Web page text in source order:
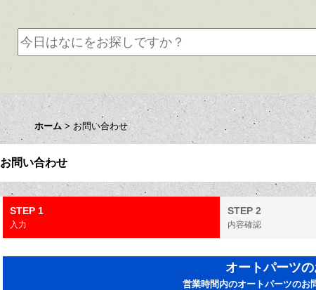
ホーム > お問い合わせ
お問い合わせ
STEP 1
入力
STEP 2
内容確認
オートパーツ
営業時間内のオートパーツのお